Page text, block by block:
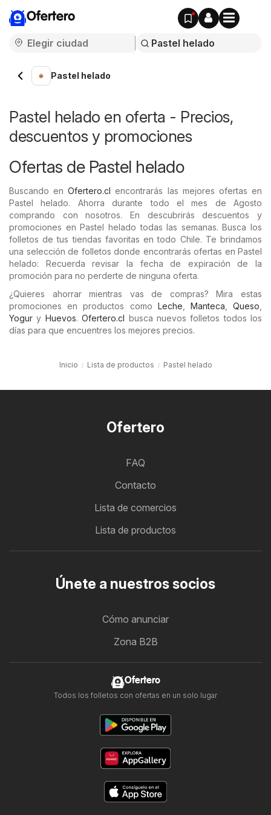
Ofertero
Pastel helado
Pastel helado en oferta - Precios,
descuentos y promociones
Ofertas de Pastel helado
Buscando enOfertero.cl encontrarás las mejores ofertas en
Pastel helado. Ahorra durante todo el mes de Agosto
comprando con nosotros. En descubrirás descuentos y
promociones en Pastel helado todas las semanas. Busca los
folletos de tus tiendas favoritas en todo Chile. Te brindamos
una selección de folletos donde encontrarás ofertas en Pastel
helado: Recuerda revisar la fecha de expiración de la
promoción para no perderte de ninguna oferta.
¿Quieres ahorrar mientras vas de compras? Mira estas
promociones en productos como Leche Manteca ,Queso
Yogur y Huevos.Ofertero.cl busca nuevos folletos todos los
días para que encuentres los mejores precios.
Inicio Lista de productos Pastel helado
Ofertero
FAQ
Contacto
Lista de comercios
Lista de productos
Únete a nuestros socios
Cómo anunciar
Zona B2B
Ofertero
Todos los folletos con ofertas en un solo lugar